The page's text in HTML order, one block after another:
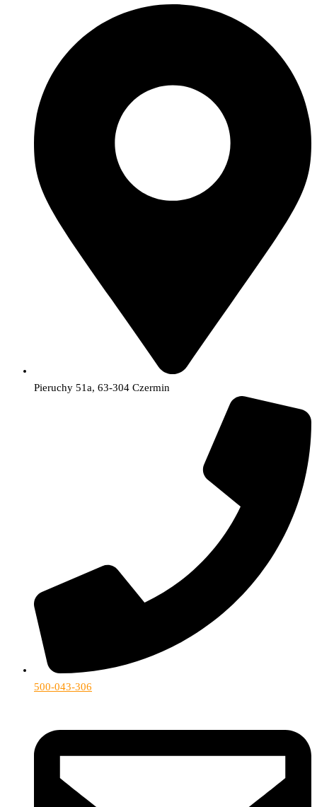
Pieruchy 51a, 63-304 Czermin
500-043-306